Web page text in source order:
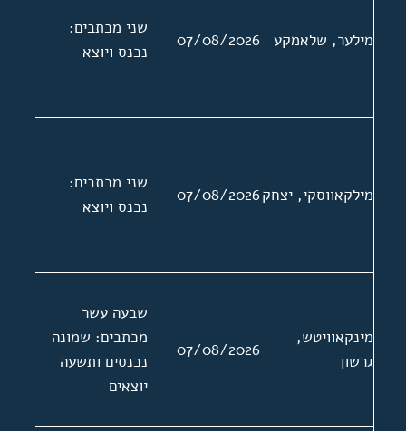
מילער, שלאמקע 07/08/2026
שני מכתבים:
נכנס ויוצא
מילקאווסקי, יצחק07/08/2026
שני מכתבים:
נכנס ויוצא
מינקאוויטש,
גרשון
07/08/2026
שבעה עשר
מכתבים: שמונה
נכנסים ותשעה
יוצאים